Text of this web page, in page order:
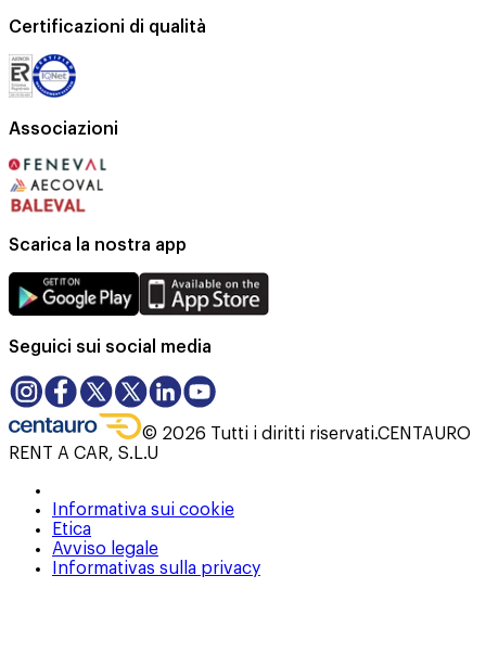
Certificazioni di qualità
Associazioni
Scarica la nostra app
Seguici sui social media
© 2026 Tutti i diritti riservati.CENTAURO
RENT A CAR, S.L.U
Informativa sui cookie
Etica
Avviso legale
Informativas sulla privacy